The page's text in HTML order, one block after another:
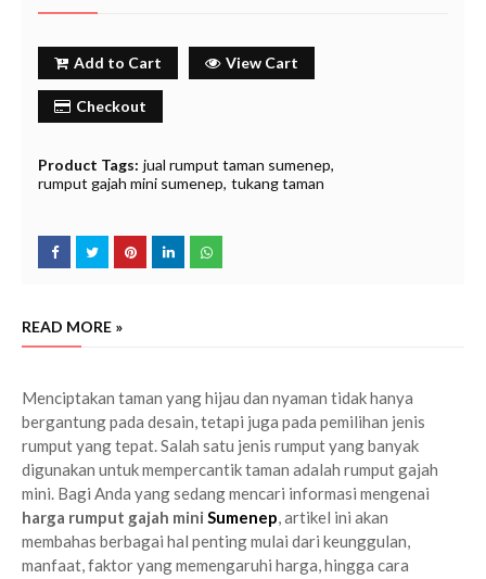
Add to Cart View Cart
Checkout
Product Tags: jual rumput taman sumenep
rumput gajah mini sumenep tukang taman
READ MORE »
Menciptakan taman yang hijau dan nyaman tidak hanya
bergantung pada desain, tetapi juga pada pemilihan jenis
rumput yang tepat. Salah satu jenis rumput yang banyak
digunakan untuk mempercantik taman adalah rumput gajah
mini. Bagi Anda yang sedang mencari informasi mengenai
harga rumput gajah mini Sumenep, artikel ini akan
membahas berbagai hal penting mulai dari keunggulan,
manfaat, faktor yang memengaruhi harga, hingga cara